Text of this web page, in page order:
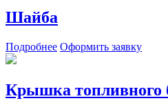
Шайба
Подробнее Оформить заявку
Крышка топливного